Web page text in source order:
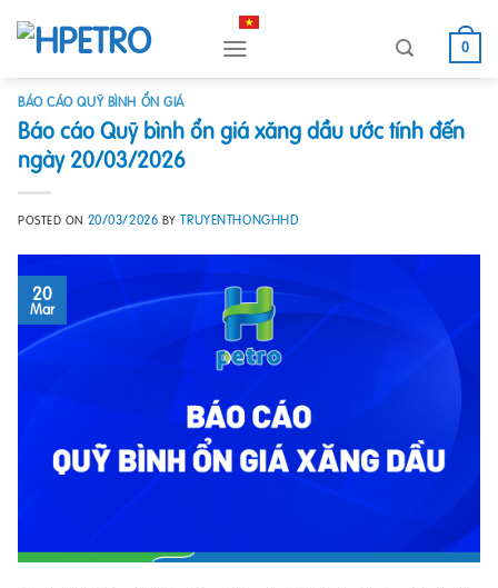
content
0
BÁO CÁO QUỸ BÌNH ỔN GIÁ
Báo cáo Quỹ bình ổn giá xăng dầu ước tính đến
ngày 20/03/2026
POSTED ON 20/03/2026 BYTRUYENTHONGHHD
20
Mar